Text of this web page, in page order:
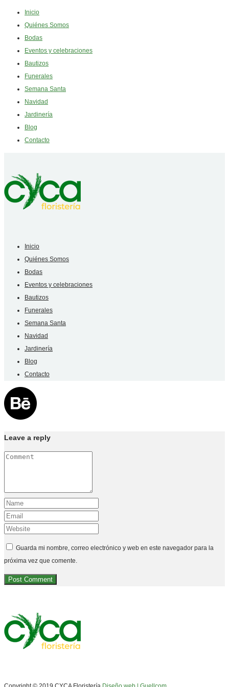
Inicio
Quiénes Somos
Bodas
Eventos y celebraciones
Bautizos
Funerales
Semana Santa
Navidad
Jardinería
Blog
Contacto
Inicio
Quiénes Somos
Bodas
Eventos y celebraciones
Bautizos
Funerales
Semana Santa
Navidad
Jardinería
Blog
Contacto
Leave a reply
Guarda mi nombre, correo electrónico y web en este navegador para la
próxima vez que comente.